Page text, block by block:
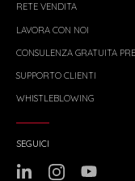
RETE VENDITA
LAVORA CON NOI
CONSULENZA GRATUITA
SUPPORTO CLIENTI
WHISTLEBLOWING
SEGUICI